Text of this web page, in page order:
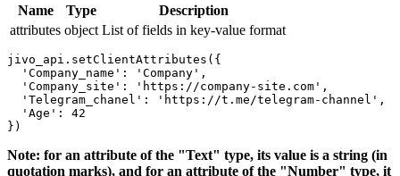
Name Type
Description
attributes object List of fields in key-value format
jivo_api.setClientAttributes({
  'Company_name': 'Company',
  'Company_site': 'https://company-site.com',
  'Telegram_chanel': 'https://t.me/telegram-channel',
  'Age': 42
Note: for an attribute of the "Text" type, its value is a string (in
quotation marks), and for an attribute of the "Number" type, it